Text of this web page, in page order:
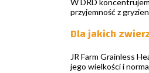
W DRD
przyjemność z
Dla jakich
JR Farm Grainless
jego wielkości i